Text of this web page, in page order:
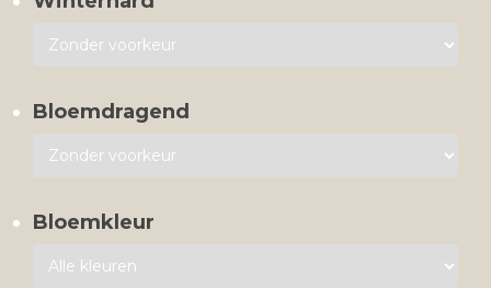
Bloemdragend
Bloemkleur